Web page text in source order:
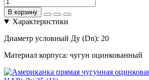
В корзину
Характеристики
Диаметр условный Ду (Dn): 20
Материал корпуса: чугун оцинкованный